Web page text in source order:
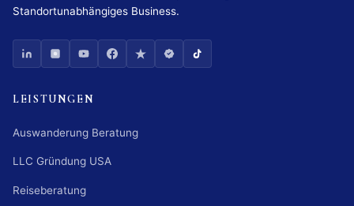
Standortunabhängiges Business.
LEISTUNGEN
Auswanderung Beratung
LLC Gründung USA
Reiseberatung